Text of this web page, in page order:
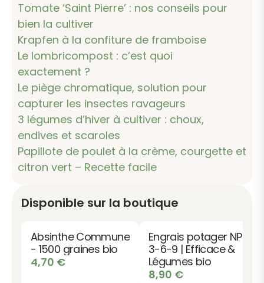
Tomate ‘Saint Pierre’ : nos conseils pour
bien la cultiver
Krapfen à la confiture de framboise
Le lombricompost : c’est quoi
exactement ?
Le piège chromatique, solution pour
capturer les insectes ravageurs
3 légumes d’hiver à cultiver : choux,
endives et scaroles
Papillote de poulet à la crème, courgette et
citron vert – Recette facile
Disponible sur la boutique
Absinthe Commune
- 1500 graines bio
4,70 €
Engrais potager NPK
3-6-9 | Efficace &
Légumes bio
8,90 €